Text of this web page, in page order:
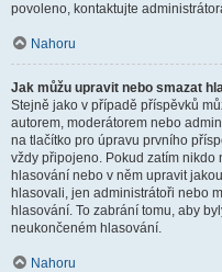
povoleno, kontaktujte
Nahoru
Jak můžu upravit nebo smazat
Stejně jako v případě příspěvků
autorem, moderátorem nebo
na tlačítko pro úpravu prvního
vždy připojeno. Pokud zatím
hlasování nebo v něm upravit
hlasovali, jen administrátoři nebo
hlasování. To zabrání tomu, aby
neukončeném hlasování.
Nahoru